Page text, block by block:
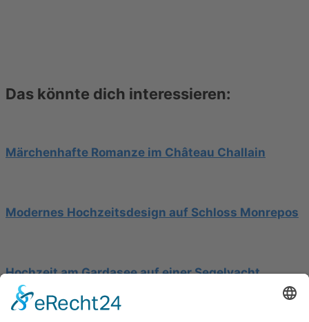
Das könnte dich interessieren:
Märchenhafte Romanze im Château Challain
Modernes Hochzeitsdesign auf Schloss Monrepos
Hochzeit am Gardasee auf einer Segelyacht